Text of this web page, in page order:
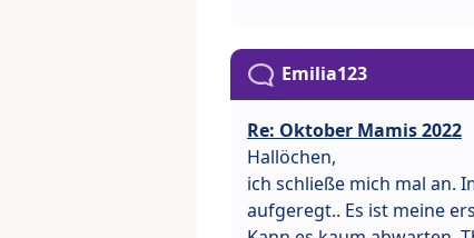
Emilia123
Re: Oktober Mamis 2022
Hallöchen,
ich schließe mich mal an.
aufgeregt.. Es ist meine